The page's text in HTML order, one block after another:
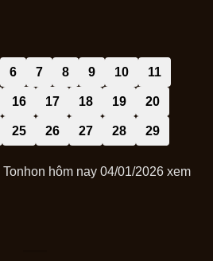
6 7 8 9 10 11
16 17 18 19 20
25 26 27 28 29
Tonhon hôm nay 04/01/2026 xem